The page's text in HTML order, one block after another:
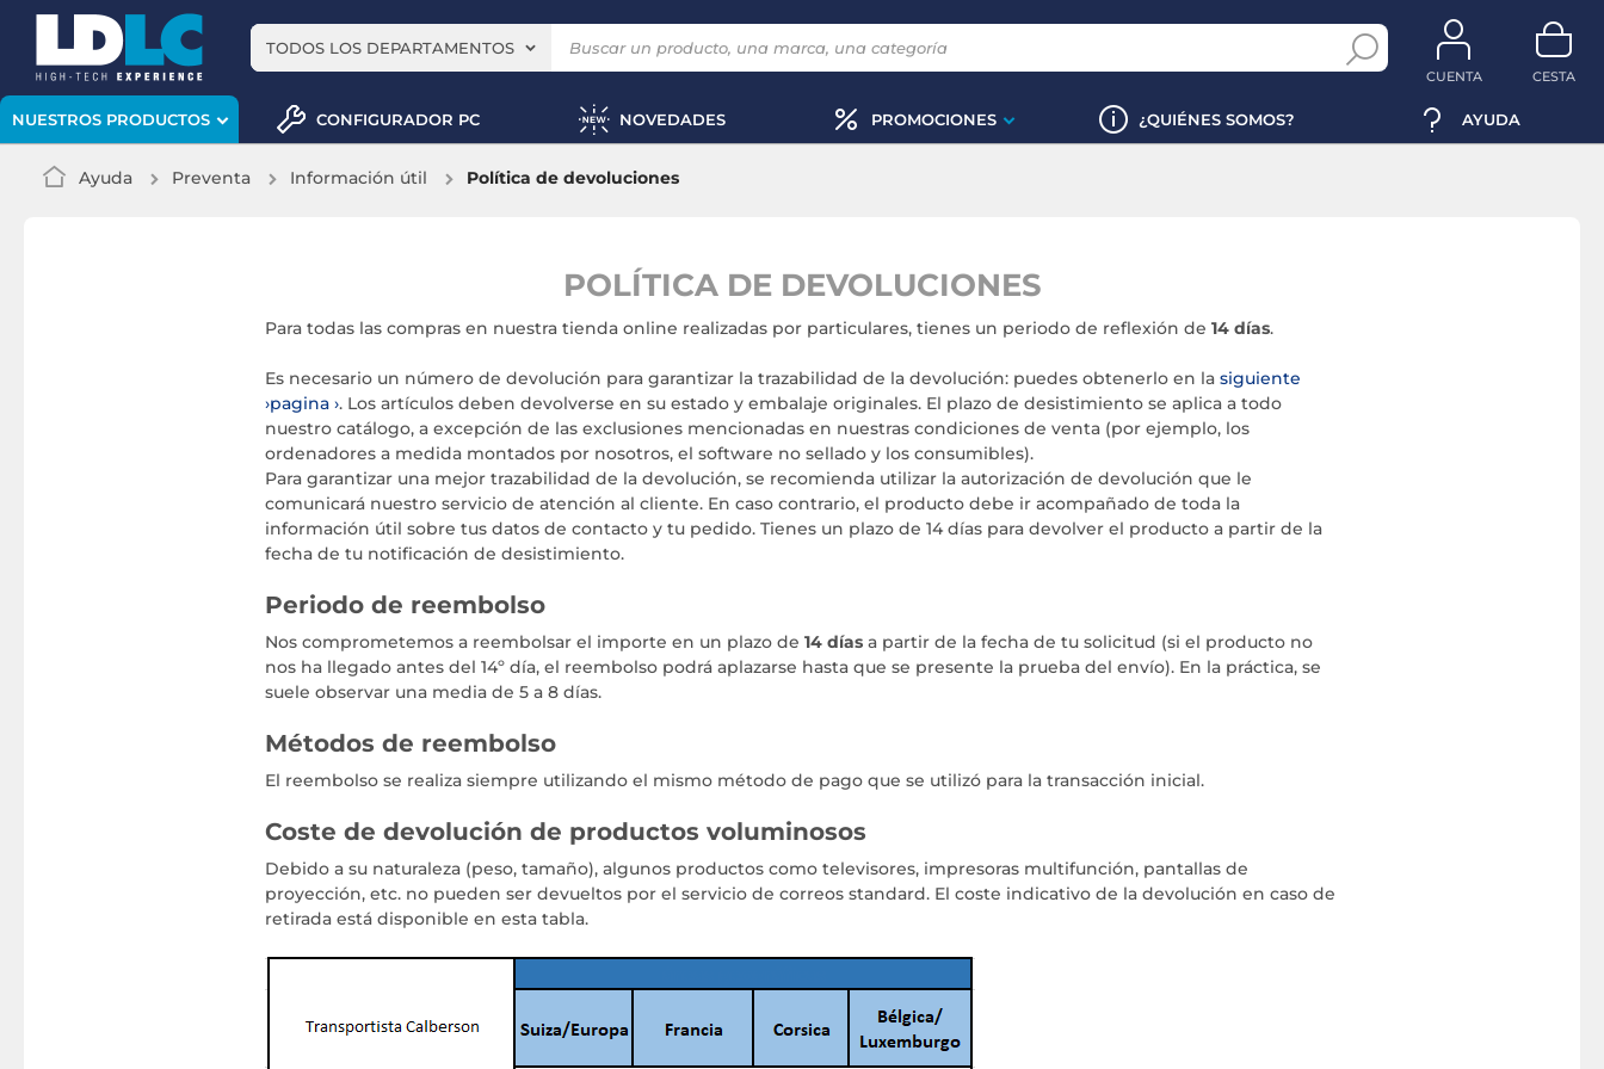
TODOS LOS DEPARTAMENTOS
CUENTA CESTA
NUESTROS PRODUCTOS CONFIGURADOR PC NOVEDADES PROMOCIONES ¿QUIÉNES SOMOS? AYUDA
Ayuda Preventa Información útil Política de devoluciones
POLÍTICA DE DEVOLUCIONES
Para todas las compras en nuestra tienda online realizadas por particulares, tienes un periodo de reflexión de 14 días.
Es necesario un número de devolución para garantizar la trazabilidad de la devolución: puedes obtenerlo en la siguiente
pagina . Los artículos deben devolverse en su estado y embalaje originales. El plazo de desistimiento se aplica a todo
nuestro catálogo, a excepción de las exclusiones mencionadas en nuestras condiciones de venta (por ejemplo, los
ordenadores a medida montados por nosotros, el software no sellado y los consumibles).
Para garantizar una mejor trazabilidad de la devolución, se recomienda utilizar la autorización de devolución que le
comunicará nuestro servicio de atención al cliente. En caso contrario, el producto debe ir acompañado de toda la
información útil sobre tus datos de contacto y tu pedido. Tienes un plazo de 14 días para devolver el producto a partir de la
fecha de tu notificación de desistimiento.
Periodo de reembolso
Nos comprometemos a reembolsar el importe en un plazo de 14 días a partir de la fecha de tu solicitud (si el producto no
nos ha llegado antes del 14º día, el reembolso podrá aplazarse hasta que se presente la prueba del envío). En la práctica, se
suele observar una media de 5 a 8 días.
Métodos de reembolso
El reembolso se realiza siempre utilizando el mismo método de pago que se utilizó para la transacción inicial.
Coste de devolución de productos voluminosos
Debido a su naturaleza (peso, tamaño), algunos productos como televisores, impresoras multifunción, pantallas de
proyección, etc. no pueden ser devueltos por el servicio de correos standard. El coste indicativo de la devolución en caso de
retirada está disponible en esta tabla.